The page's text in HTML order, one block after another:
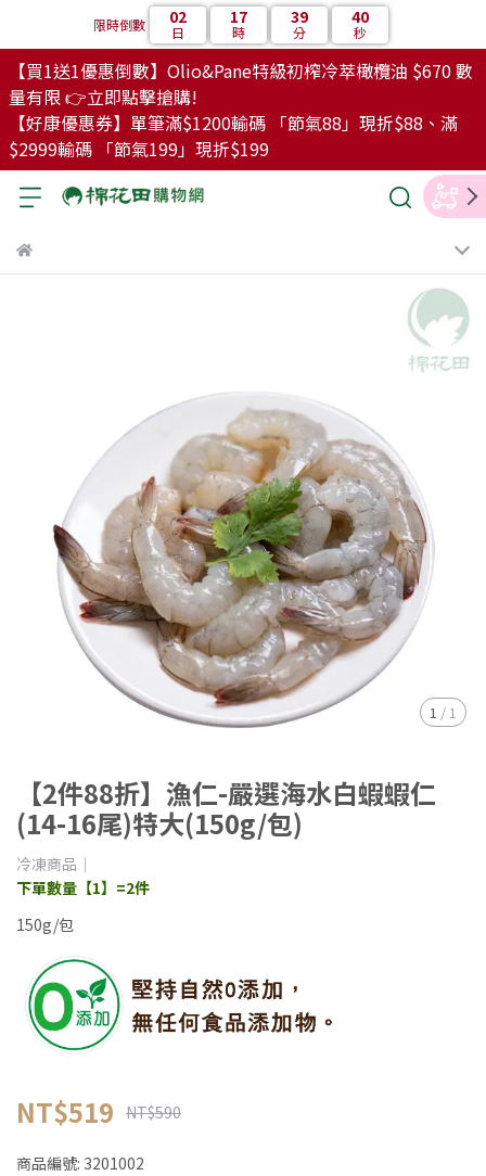
限時倒數 02
日
17
時
39
分
40
秒
【買1送1優惠倒數】Olio&Pane特級初榨冷萃橄欖油 $670 數
量有限 👉立即點擊搶購!
【好康優惠券】單筆滿$1200輸碼 「節氣88」現折$88、滿
$2999輸碼 「節氣199」現折$199
1 / 1
【2件88折】漁仁-嚴選海水白蝦蝦仁
(14-16尾)特大(150g/包)
冷凍商品｜
下單數量【1】=2件
150g/包
NT$519 NT$590
商品編號: 3201002